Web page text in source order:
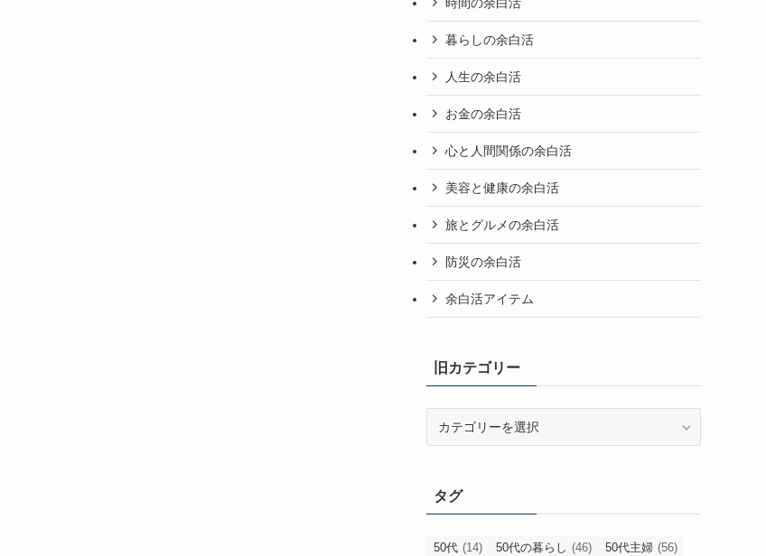
暮らしの余白活
人生の余白活
お金の余白活
心と人間関係の余白活
美容と健康の余白活
旅とグルメの余白活
防災の余白活
余白活アイテム
旧カテゴリー
リ
ー
タグ
50代 (14) 50代の暮らし (46) 50代主婦 (56)